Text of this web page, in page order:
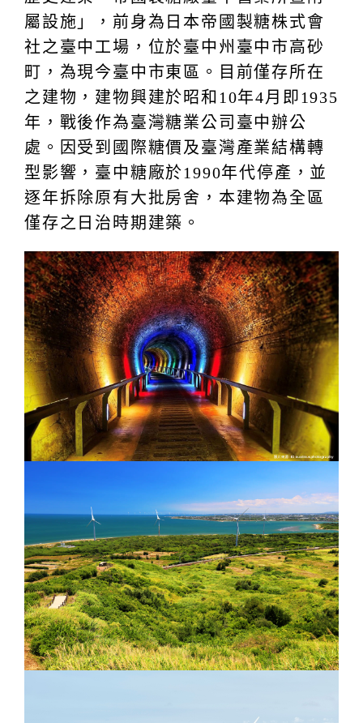
【台中帝國糖廠】
歷史建築「帝國製糖廠臺中營業所暨附
屬設施」，前身為日本帝國製糖株式會
社之臺中工場，位於臺中州臺中市高砂
町，為現今臺中市東區。目前僅存所在
之建物，建物興建於昭和10年4月即1935
年，戰後作為臺灣糖業公司臺中辦公
處。因受到國際糖價及臺灣產業結構轉
型影響，臺中糖廠於1990年代停產，並
逐年拆除原有大批房舍，本建物為全區
僅存之日治時期建築。